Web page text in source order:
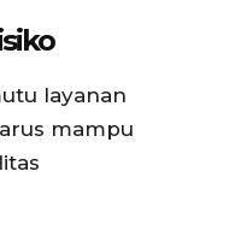
layanan
mampu